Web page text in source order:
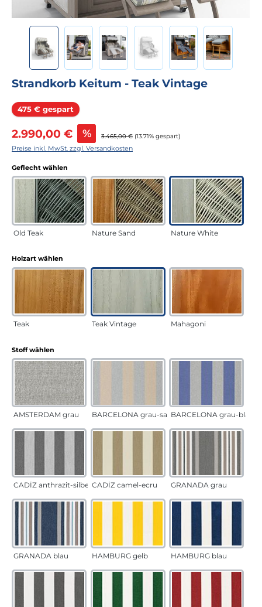
Strandkorb Keitum - Teak Vintage
475 € gespart Rabatt
Verkaufspreis:
2.990,00 € % Regulärer Preis:
3.465,00 € (13.71% gespart)
Preise inkl. MwSt. zzgl. Versandkosten
Geflecht wählen
Old Teak Nature Sand Nature White
Holzart wählen
Teak Teak Vintage Mahagoni
Stoff wählen
AMSTERDAM grau BARCELONA grau-sandBARCELONA grau-blau
CADÍZ anthrazit-silber CADÍZ camel-ecru GRANADA grau
GRANADA blau HAMBURG gelb HAMBURG blau